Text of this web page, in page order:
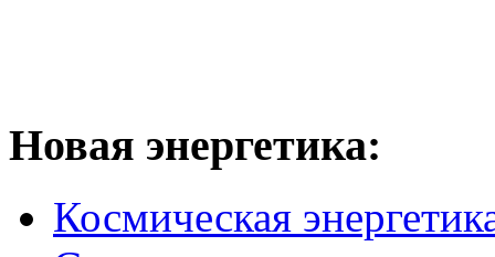
Новая энергетика:
Космическая